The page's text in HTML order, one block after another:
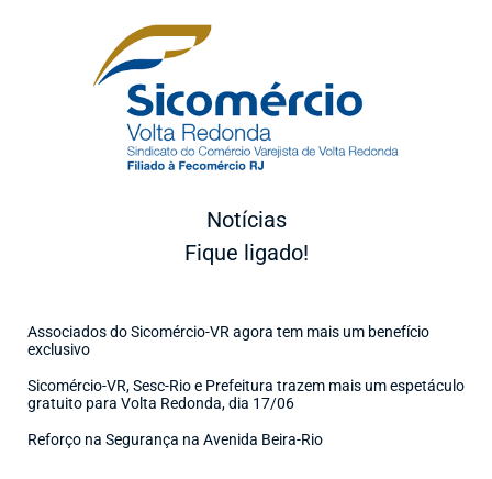
Notícias
Fique ligado!
Associados do Sicomércio-VR agora tem mais um benefício
exclusivo
Sicomércio-VR, Sesc-Rio e Prefeitura trazem mais um espetáculo
gratuito para Volta Redonda, dia 17/06
Reforço na Segurança na Avenida Beira-Rio